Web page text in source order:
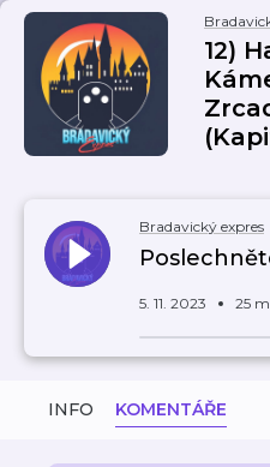
12)
Bradavický expres
5. 11. 2023 25
INFO KOMENTÁŘE